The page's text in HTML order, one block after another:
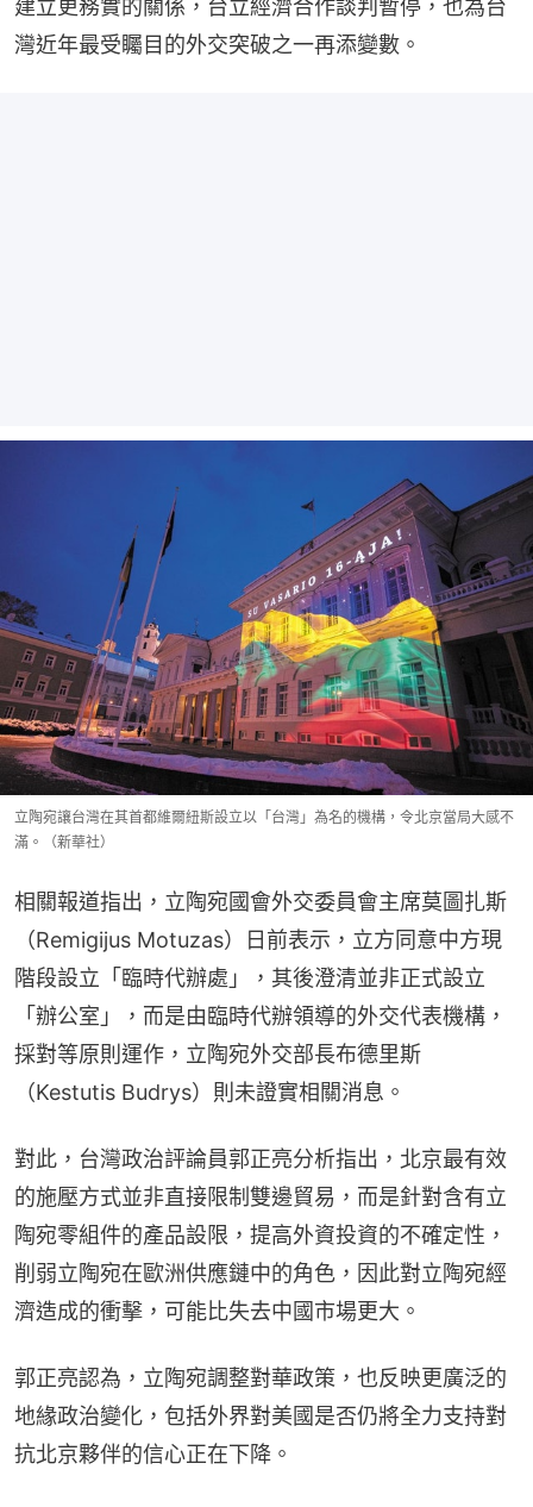
建立更務實的關係，台立經濟合作談判暫停，也為台
灣近年最受矚目的外交突破之一再添變數。
立陶宛讓台灣在其首都維爾紐斯設立以「台灣」為名的機構，令北京當局大感不
滿。（新華社）
相關報道指出，立陶宛國會外交委員會主席莫圖扎斯
（Remigijus Motuzas）日前表示，立方同意中方現
階段設立「臨時代辦處」，其後澄清並非正式設立
「辦公室」，而是由臨時代辦領導的外交代表機構，
採對等原則運作，立陶宛外交部長布德里斯
（Kestutis Budrys）則未證實相關消息。
對此，台灣政治評論員郭正亮分析指出，北京最有效
的施壓方式並非直接限制雙邊貿易，而是針對含有立
陶宛零組件的產品設限，提高外資投資的不確定性，
削弱立陶宛在歐洲供應鏈中的角色，因此對立陶宛經
濟造成的衝擊，可能比失去中國市場更大。
郭正亮認為，立陶宛調整對華政策，也反映更廣泛的
地緣政治變化，包括外界對美國是否仍將全力支持對
抗北京夥伴的信心正在下降。